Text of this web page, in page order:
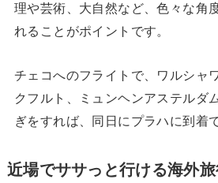
理や芸術、大自然など、色々な角
れることがポイントです。
チェコへのフライトで、ワルシャ
クフルト、ミュンヘンアステルダ
ぎをすれば、同日にプラハに到着
近場でササっと行ける海外